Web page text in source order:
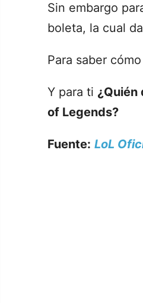
Sin embargo
boleta, la cual
Para saber
Y para ti ¿Quién
of Legends?
Fuente: LoL